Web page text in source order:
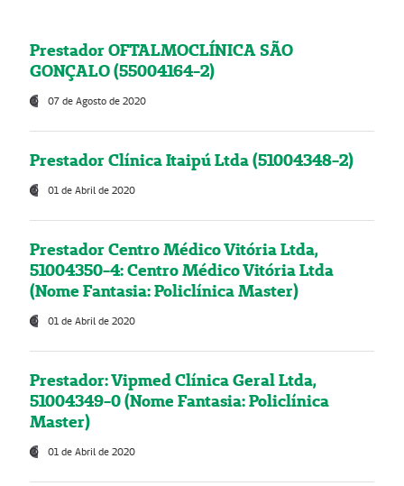
Prestador OFTALMOCLÍNICA SÃO
GONÇALO (55004164-2)
07 de Agosto de 2020
Prestador Clínica Itaipú Ltda (51004348-2)
01 de Abril de 2020
Prestador Centro Médico Vitória Ltda,
51004350-4: Centro Médico Vitória Ltda
(Nome Fantasia: Policlínica Master)
01 de Abril de 2020
Prestador: Vipmed Clínica Geral Ltda,
51004349-0 (Nome Fantasia: Policlínica
Master)
01 de Abril de 2020